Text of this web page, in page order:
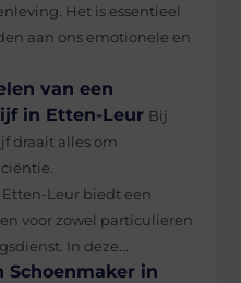
Het is essentieel
aan ons emotionele en
van een
in Etten-Leur Bij
draait alles om
Leur biedt een
voor zowel particulieren
In deze...
Schoenmaker in